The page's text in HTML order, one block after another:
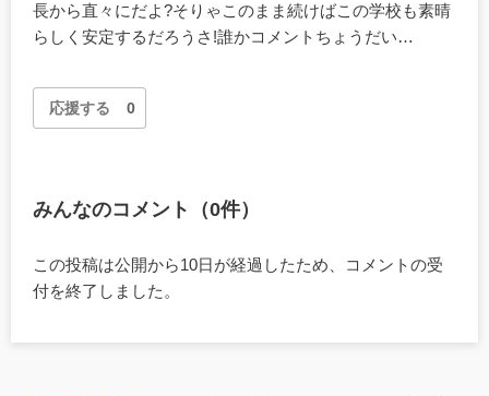
長から直々にだよ?そりゃこのまま続けばこの学校も素晴
らしく安定するだろうさ!誰かコメントちょうだい…
応援する 0
みんなのコメント（0件）
この投稿は公開から10日が経過したため、コメントの受
付を終了しました。